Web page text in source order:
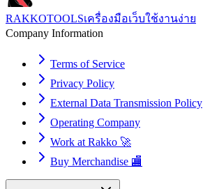
RAKKOTOOLSเครื่องมือเว็บใช้งานง่าย
Company Information
Terms of Service
Privacy Policy
External Data Transmission Policy
Operating Company
Work at Rakko 🚀
Buy Merchandise 🏬